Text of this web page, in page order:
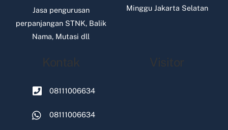
Jasa pengurusan
perpanjangan STNK, Balik
Nama, Mutasi dll
Minggu Jakarta Selatan
Kontak
08111006634
08111006634
Visitor